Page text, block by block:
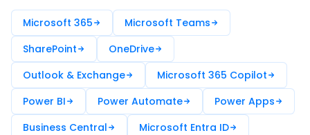
Microsoft 365
Microsoft Teams
SharePoint
OneDrive
Outlook & Exchange
Microsoft 365 Copilot
Power BI
Power Automate
Power Apps
Business Central
Microsoft Entra ID